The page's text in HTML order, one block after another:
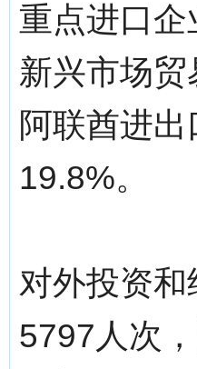
重点进口
新兴市场
阿联酋进
19.8%。
对外投资
5797人次